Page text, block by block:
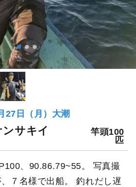
27日（月）大潮
ンサキイ
竿頭100
匹
、90.86.79~55。 写真撮
７名様で出船。 釣れだし遅